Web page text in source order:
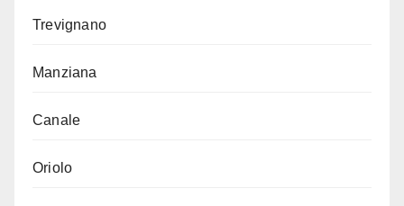
Trevignano
Manziana
Canale
Oriolo